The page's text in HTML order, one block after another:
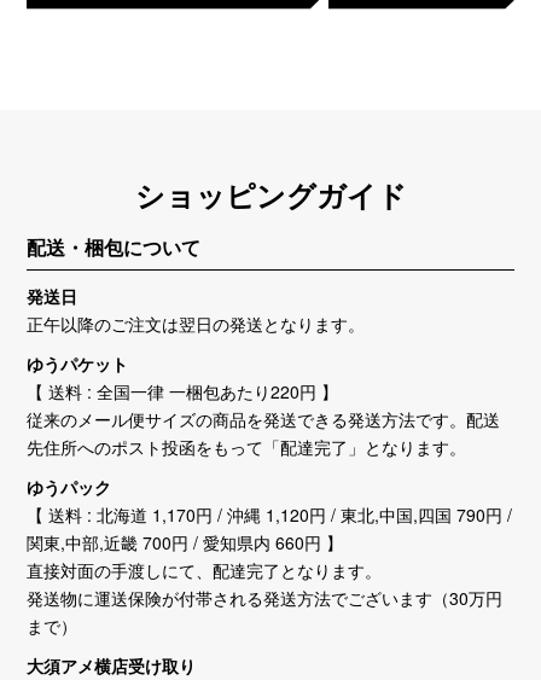
ショッピングガイド
配送・梱包について
発送日
正午以降のご注文は翌日の発送となります。
ゆうパケット
【 送料 : 全国一律 一梱包あたり220円 】
従来のメール便サイズの商品を発送できる発送方法です。配送
先住所へのポスト投函をもって「配達完了」となります。
ゆうパック
【 送料 : 北海道 1,170円 / 沖縄 1,120円 / 東北,中国,四国 790円 /
関東,中部,近畿 700円 / 愛知県内 660円 】
直接対面の手渡しにて、配達完了となります。
発送物に運送保険が付帯される発送方法でございます（30万円
まで）
大須アメ横店受け取り